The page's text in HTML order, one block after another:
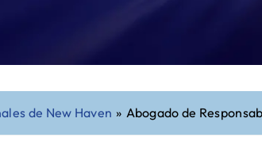
de New Haven » Abogado de